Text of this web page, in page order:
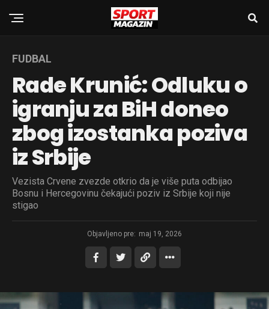
FUDBAL
Rade Krunić: Odluku o
igranju za BiH doneo
zbog izostanka poziva
iz Srbije
Vezista Crvene zvezde otkrio da je više puta odbijao
Bosnu i Hercegovinu čekajući poziv iz Srbije koji nije
stigao
Objavljeno pre: maj 19, 2026